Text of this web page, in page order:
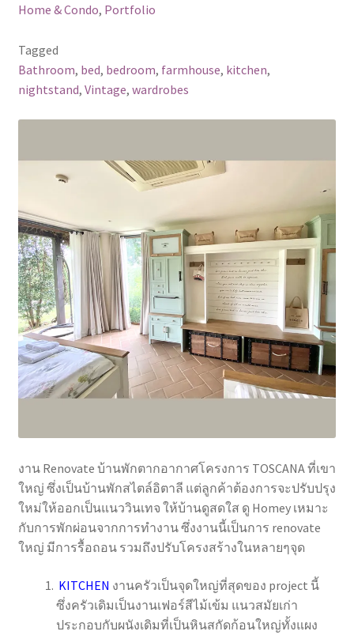
Home & Condo, Portfolio
Tagged
Bathroom, bed, bedroom, farmhouse, kitchen,
nightstand, Vintage, wardrobes
งาน Renovate บ้านพักตากอากาศโครงการ TOSCANA ที่เขา
ใหญ่ ซึ่งเป็นบ้านพักสไตล์อิตาลี แต่ลูกค้าต้องการจะปรับปรุง
ใหม่ให้ออกเป็นแนววินเทจ ให้บ้านดูสดใส ดู Homey เหมาะ
กับการพักผ่อนจากการทำงาน ซึ่งงานนี้เป็นการ renovate
ใหญ่ มีการรื้อถอน รวมถึงปรับโครงสร้างในหลายๆจุด
KITCHEN งานครัวเป็นจุดใหญ่ที่สุดของ project นี้
ซึ่งครัวเดิมเป็นงานเฟอร์สีไม้เข้ม แนวสมัยเก่า
ประกอบกับผนังเดิมที่เป็นหินสกัดก้อนใหญ่ทั้งแผง